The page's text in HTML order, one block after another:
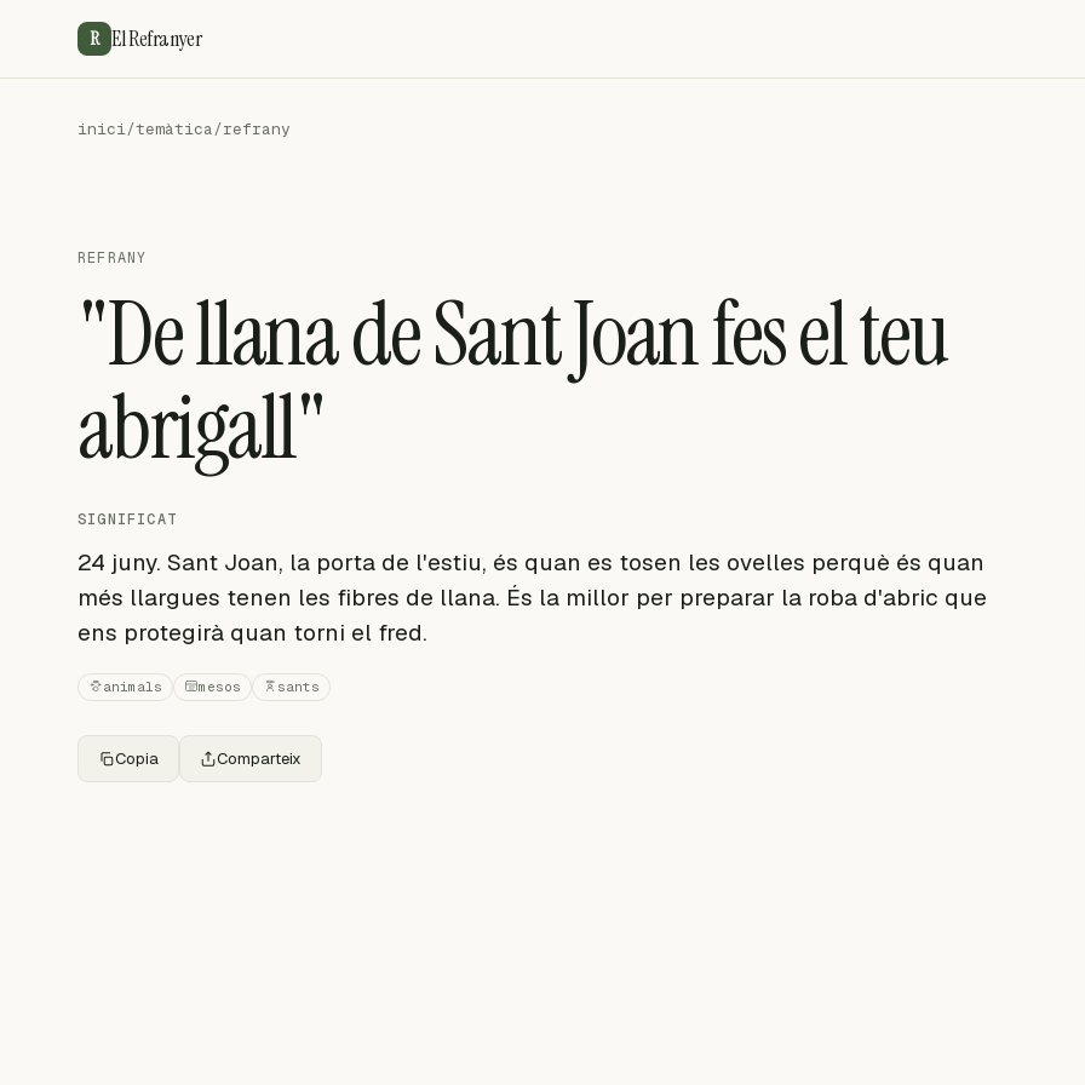
R El Refranyer
inici/temàtica/refrany
REFRANY
"De llana de Sant Joan fes el teu
abrigall"
SIGNIFICAT
24 juny. Sant Joan, la porta de l'estiu, és quan es tosen les ovelles perquè és quan
més llargues tenen les fibres de llana. És la millor per preparar la roba d'abric que
ens protegirà quan torni el fred.
animals mesos sants
Copia Comparteix